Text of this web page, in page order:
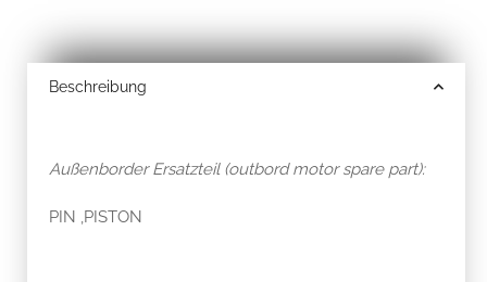
Beschreibung
Außenborder Ersatzteil (outbord motor spare part):
PIN ,PISTON